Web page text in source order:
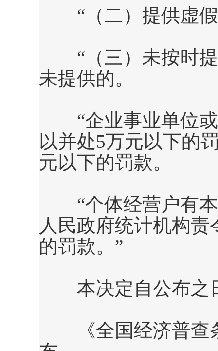
“（二）提供虚假
“（三）未按时提
未提供的。
“企业事业单位或
以并处5万元以下的
元以下的罚款。
“个体经营户有本
人民政府统计机构
的罚款。”
本决定自公布之
《全国经济普查